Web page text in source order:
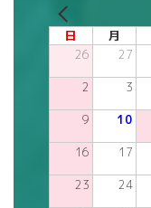
日 月
26 27
2 3
9 10
16 17
23 24